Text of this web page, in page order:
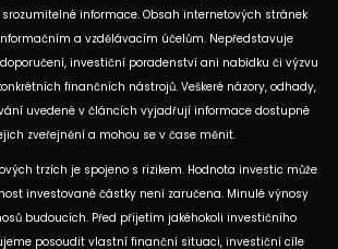
informace. Obsah internetových stránek
a vzdělávacím účelům. Nepředstavuje
investiční poradenství ani nabídku či výzvu
finančních nástrojů. Veškeré názory, odhady,
uvedené v článcích vyjadřují informace dostupné
zveřejnění a mohou se v čase měnit.
trzích je spojeno s rizikem. Hodnota investic může
investované částky není zaručena. Minulé výnosy
budoucích. Před přijetím jakéhokoli investičního
posoudit vlastní finanční situaci, investiční cíle